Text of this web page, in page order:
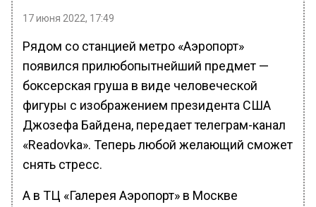
17 июня 2022, 17:49
Рядом со станцией метро «Аэропорт»
появился прилюбопытнейший предмет —
боксерская груша в виде человеческой
фигуры с изображением президента США
Джозефа Байдена, передает телеграм-канал
«Readovka». Теперь любой желающий сможет
снять стресс.
А в ТЦ «Галерея Аэропорт» в Москве